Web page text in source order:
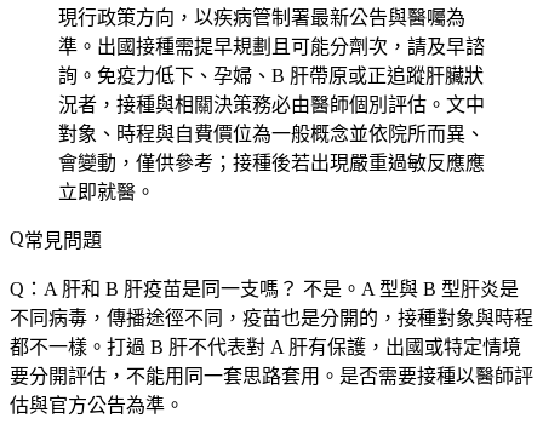
現行政策方向，以疾病管制署最新公告與醫囑為
準。出國接種需提早規劃且可能分劑次，請及早諮
詢。免疫力低下、孕婦、B 肝帶原或正追蹤肝臟狀
況者，接種與相關決策務必由醫師個別評估。文中
對象、時程與自費價位為一般概念並依院所而異、
會變動，僅供參考；接種後若出現嚴重過敏反應應
立即就醫。
常見問題
Q：A 肝和 B 肝疫苗是同一支嗎？ 不是。A 型與 B 型肝炎是
不同病毒，傳播途徑不同，疫苗也是分開的，接種對象與時程
都不一樣。打過 B 肝不代表對 A 肝有保護，出國或特定情境
要分開評估，不能用同一套思路套用。是否需要接種以醫師評
估與官方公告為準。